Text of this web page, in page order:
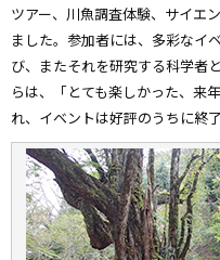
ツアー、川魚調査体験、サイエ
ました。参加者には、多彩なイ
び、またそれを研究する科学者
らは、「とても楽しかった、来
れ、イベントは好評のうちに終了